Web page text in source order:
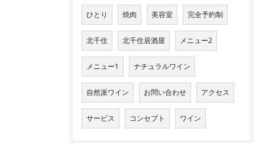
ひとり 焼肉 美容室 完全予約制
北千住 北千住居酒屋 メニュー2
メニュー1 ナチュラルワイン
自然派ワイン お問い合わせ アクセス
サービス コンセプト ワイン